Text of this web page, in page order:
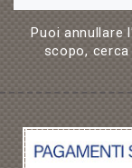
Puoi annullare
scopo,